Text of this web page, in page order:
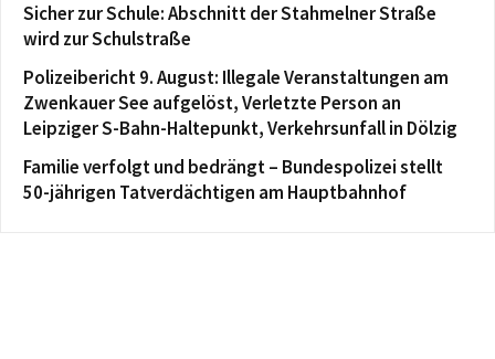
Sicher zur Schule: Abschnitt der Stahmelner Straße
wird zur Schulstraße
Polizeibericht 9. August: Illegale Veranstaltungen am
Zwenkauer See aufgelöst, Verletzte Person an
Leipziger S-Bahn-Haltepunkt, Verkehrsunfall in Dölzig
Familie verfolgt und bedrängt – Bundespolizei stellt
50-jährigen Tatverdächtigen am Hauptbahnhof